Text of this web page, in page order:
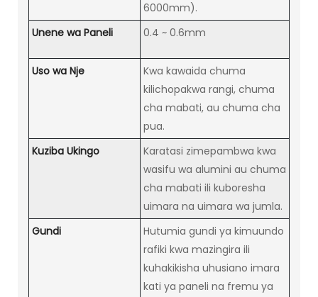
6000mm).
Unene wa Paneli
0.4 ~ 0.6mm
Uso wa Nje
Kwa kawaida chuma
kilichopakwa rangi, chuma
cha mabati, au chuma cha
pua.
Kuziba Ukingo
Karatasi zimepambwa kwa
wasifu wa alumini au chuma
cha mabati ili kuboresha
uimara na uimara wa jumla.
Gundi
Hutumia gundi ya kimuundo
rafiki kwa mazingira ili
kuhakikisha uhusiano imara
kati ya paneli na fremu ya